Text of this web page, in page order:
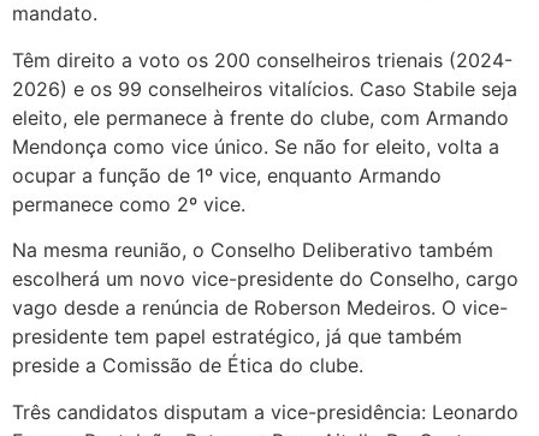
mandato.
Têm direito a voto os 200 conselheiros trienais (2024-
2026) e os 99 conselheiros vitalícios. Caso Stabile seja
eleito, ele permanece à frente do clube, com Armando
Mendonça como vice único. Se não for eleito, volta a
ocupar a função de 1º vice, enquanto Armando
permanece como 2º vice.
Na mesma reunião, o Conselho Deliberativo também
escolherá um novo vice-presidente do Conselho, cargo
vago desde a renúncia de Roberson Medeiros. O vice-
presidente tem papel estratégico, já que também
preside a Comissão de Ética do clube.
Três candidatos disputam a vice-presidência: Leonardo